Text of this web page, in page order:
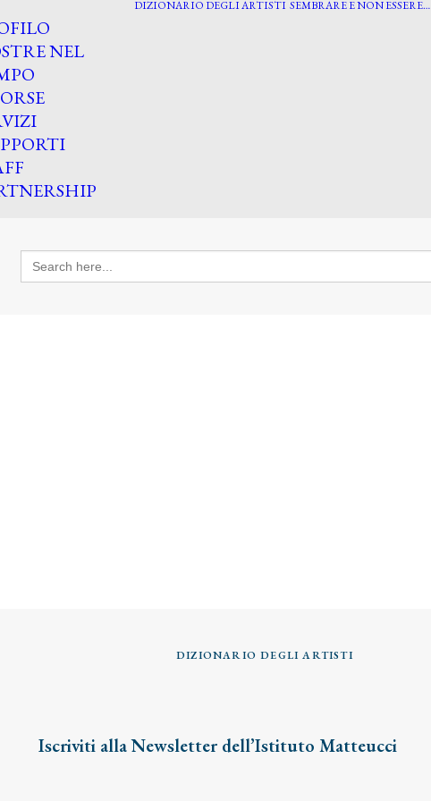
NEL
DIZIONARIO DEGLI ARTISTI SEMBRARE E NON ESSERE…
Search
for:
DIZIONARIO DEGLI ARTISTI
Iscriviti alla Newsletter dell’Istituto Matteucci